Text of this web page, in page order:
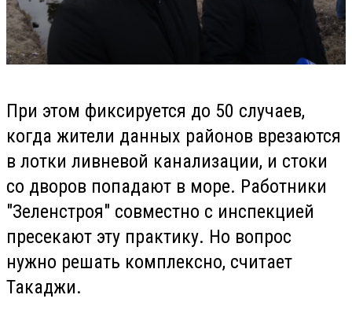
При этом фиксируется до 50 случаев,
когда жители данных районов врезаются
в лотки ливневой канализации, и стоки
со дворов попадают в море. Работники
"Зеленстроя" совместно с инспекцией
пресекают эту практику. Но вопрос
нужно решать комплексно, считает
Такаджи.